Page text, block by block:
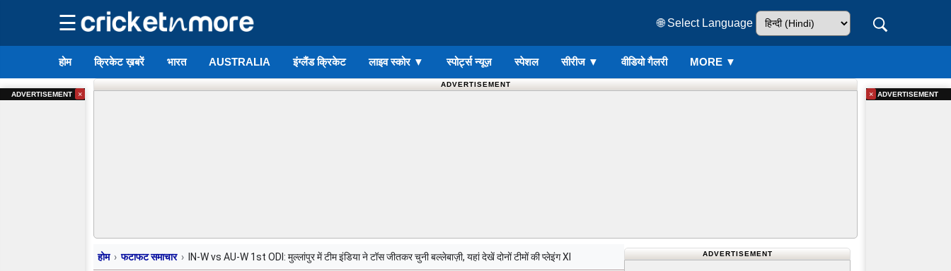
☰ 🌐 Select Language
होम क्रिकेट ख़बरें भारत AUSTRALIA इंग्लैंड क्रिकेट लाइव स्कोर ▼ स्पोर्ट्स न्यूज़ स्पेशल सीरीज ▼ वीडियो गैलरी MORE ▼
ADVERTISEMENT
होम फटाफट समाचार IN-W vs AU-W 1st ODI: मुल्लांपुर में टीम इंडिया ने टॉस जीतकर चुनी बल्लेबाज़ी, यहां देखें दोनों टीमों की प्लेइंग XI ADVERTISEMENT
ADVERTISEMENT × ADVERTISEMENT
×